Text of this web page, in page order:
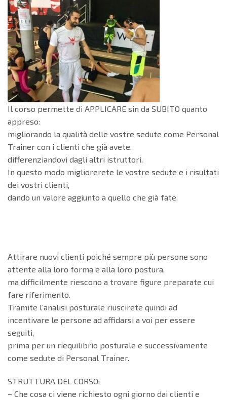
Il corso permette di APPLICARE sin da SUBITO quanto
appreso:
migliorando la qualità delle vostre sedute come Personal
Trainer con i clienti che già avete,
differenziandovi dagli altri istruttori.
In questo modo migliorerete le vostre sedute e i risultati
dei vostri clienti,
dando un valore aggiunto a quello che già fate.
Attirare nuovi clienti poiché sempre più persone sono
attente alla loro forma e alla loro postura,
ma difficilmente riescono a trovare figure preparate cui
fare riferimento.
Tramite l’analisi posturale riuscirete quindi ad
incentivare le persone ad affidarsi a voi per essere
seguiti,
prima per un riequilibrio posturale e successivamente
come sedute di Personal Trainer.
STRUTTURA DEL CORSO:
– Che cosa ci viene richiesto ogni giorno dai clienti e